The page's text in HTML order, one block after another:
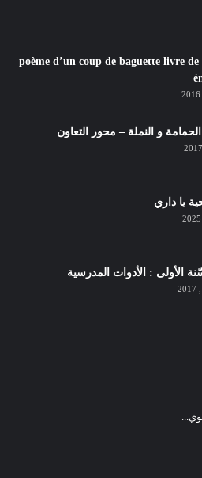
poème d’un coup de baguette livre
و النملة – محور التعاون
يا داري
الأولى : الأدوات المدرسية